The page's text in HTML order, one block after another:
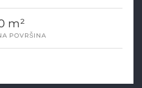
m²
POVRŠINA